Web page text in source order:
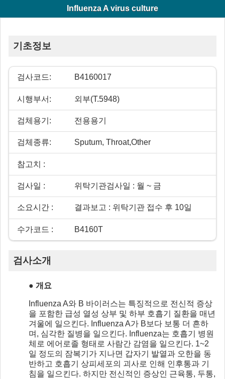
Influenza A virus culture
기초정보
검사코드: B4160017
시행부서: 외부(T.5948)
검체용기: 전용용기
검체종류: Sputum, Throat,Other
참고치 :
검사일 : 위탁기관검사일 : 월 ~ 금
소요시간 : 결과보고 : 위탁기관 접수 후 10일
수가코드 : B4160T
검사소개
● 개요
Influenza A와 B 바이러스는 특징적으로 전신적 증상
을 포함한 급성 열성 상부 및 하부 호흡기 질환을 매년
겨울에 일으킨다. Influenza A가 B보다 보통 더 흔하
며, 심각한 질병을 일으킨다. Influenza는 호흡기 병원
체로 에어로졸 형태로 사람간 감염을 일으킨다. 1~2
일 정도의 잠복기가 지나면 갑자기 발열과 오한을 동
반하고 호흡기 상피세포의 괴사로 인해 인후통과 기
침을 일으킨다. 하지만 전신적인 증상인 근육통, 두통,